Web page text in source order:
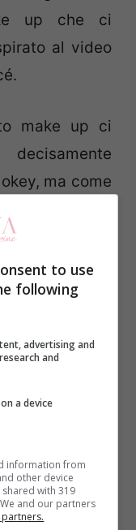
up che ci
al video
make up ci
ma come
to use
following
advertising and
and
a device
information from
other device
with 319
and our partners